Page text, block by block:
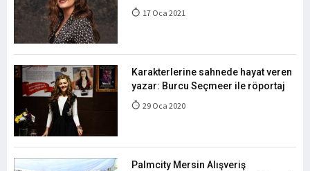
17 Oca 2021
Karakterlerine sahnede hayat veren
yazar: Burcu Seçmeer ile röportaj
29 Oca 2020
Palmcity Mersin Alışveriş